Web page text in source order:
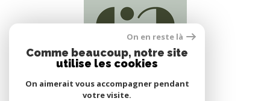
On en reste là
Comme beaucoup, notre site
utilise les cookies
On aimerait vous accompagner pendant
votre visite.